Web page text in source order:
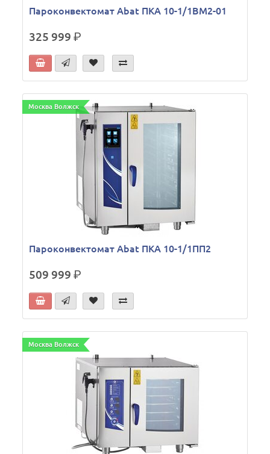
Пароконвектомат Abat ПКА 10-1/1ВМ2-01
325 999р.
Москва Волжск
Пароконвектомат Abat ПКА 10-1/1ПП2
509 999р.
Москва Волжск